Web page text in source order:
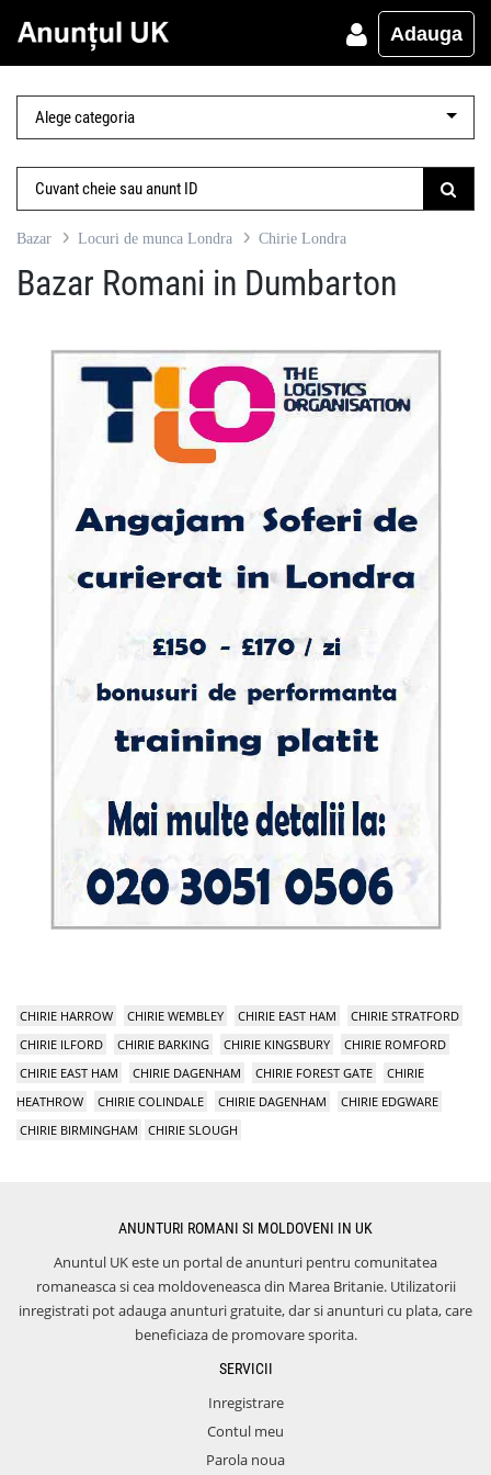
Adauga
Bazar Locuri de munca Londra Chirie Londra
Bazar Romani in Dumbarton
CHIRIE HARROW CHIRIE WEMBLEY CHIRIE EAST HAM
CHIRIE STRATFORD
CHIRIE ILFORD
CHIRIE BARKING CHIRIE KINGSBURY
CHIRIE ROMFORD
CHIRIE EAST HAM
CHIRIE DAGENHAM CHIRIE FOREST GATE
CHIRIE
HEATHROW
CHIRIE COLINDALE CHIRIE DAGENHAM
CHIRIE EDGWARE
CHIRIE BIRMINGHAM
CHIRIE SLOUGH
ANUNTURI ROMANI SI MOLDOVENI IN UK
Anuntul UK este un portal de anunturi pentru comunitatea
romaneasca si cea moldoveneasca din Marea Britanie. Utilizatorii
inregistrati pot adauga anunturi gratuite, dar si anunturi cu plata, care
beneficiaza de promovare sporita.
SERVICII
Inregistrare
Contul meu
Parola noua